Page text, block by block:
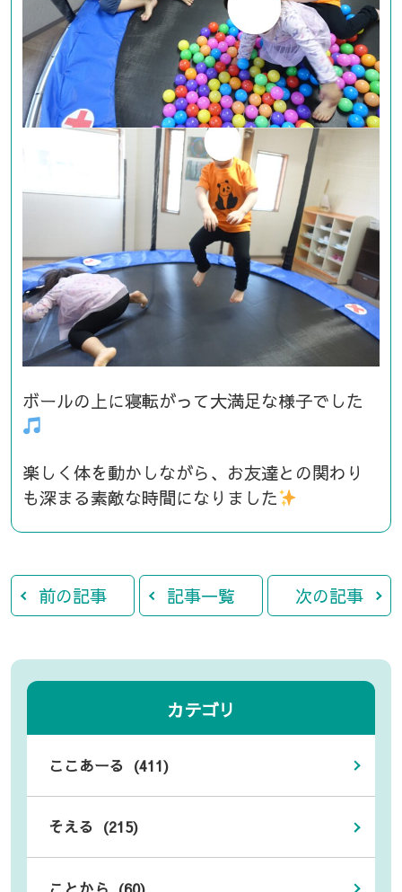
ボールの上に寝転がって大満足な様子でした
楽しく体を動かしながら、お友達との関わり
も深まる素敵な時間になりました
前の記事 記事一覧 次の記事
カテゴリ
ここあーる (411)
そえる (215)